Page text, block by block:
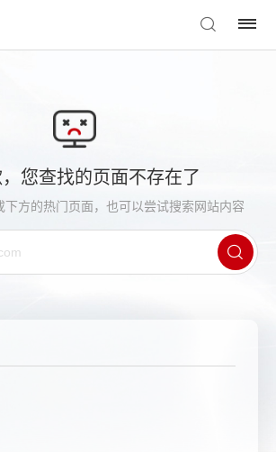
您查找的页面不存在了
下方的热门页面，也可以尝试搜索网站内容